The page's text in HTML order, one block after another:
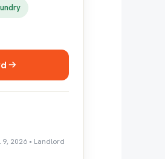
2026 • Landlord